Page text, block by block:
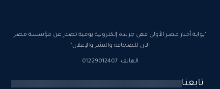
"بوابة أخبار مصر الأولى فهي جريدة إلكترونية يومية تصدر عن مؤسسة مصر
الآن للصحافة والنشر والإعلان"
الهاتف: 01229012407
تابعنا